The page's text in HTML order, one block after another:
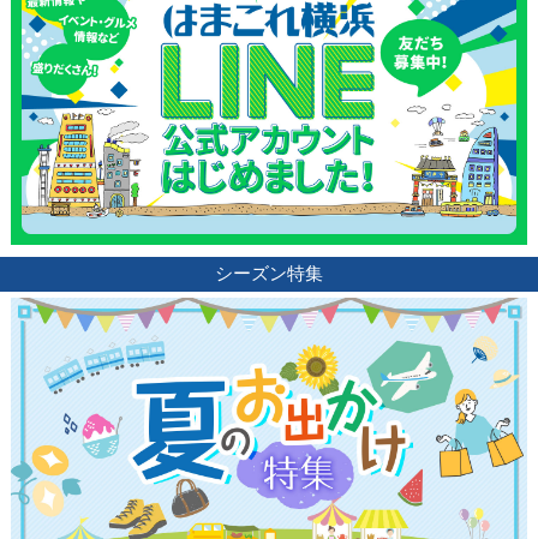
シーズン特集
観光ガイド
ランキング